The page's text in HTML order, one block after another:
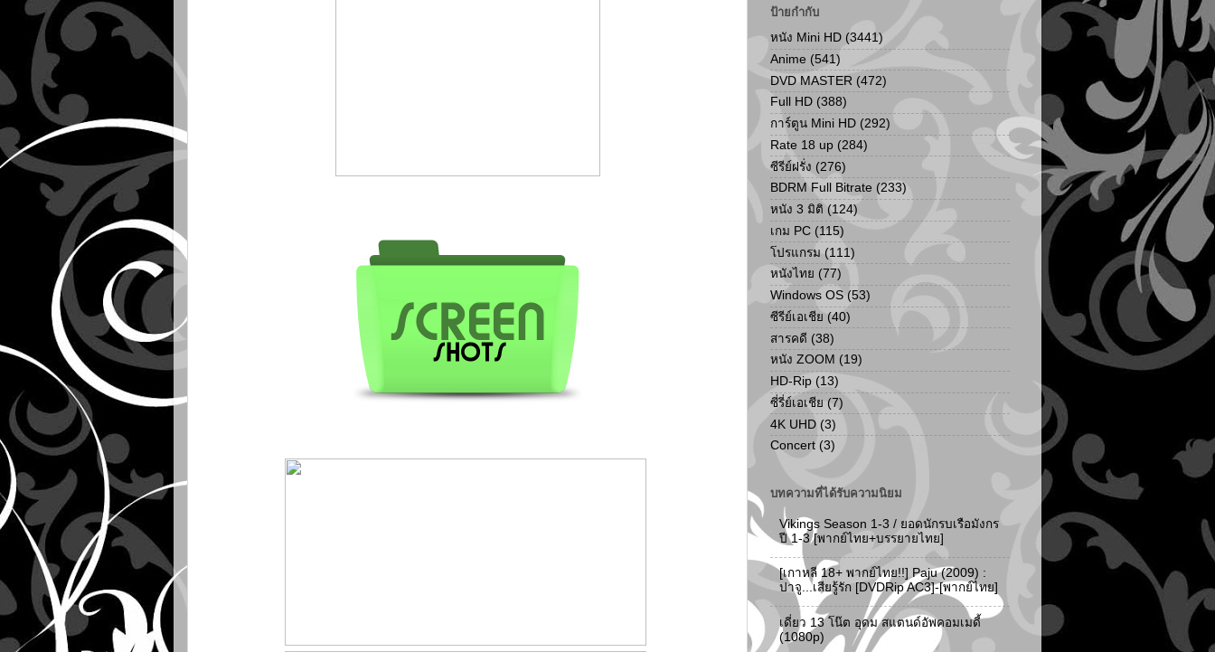
ป้ายกำกับ
หนัง Mini HD (3441)
Anime (541)
DVD MASTER (472)
Full HD (388)
การ์ตูน Mini HD (292)
Rate 18 up (284)
ซีรีย์ฝรั่ง (276)
BDRM Full Bitrate (233)
หนัง 3 มิติ (124)
เกม PC (115)
โปรแกรม (111)
หนังไทย (77)
Windows OS (53)
ซีรีย์เอเชีย (40)
สารคดี (38)
หนัง ZOOM (19)
HD-Rip (13)
ซี่รี่ย์เอเชีย (7)
4K UHD (3)
Concert (3)
บทความที่ได้รับความนิยม
Vikings Season 1-3 / ยอดนักรบเรือมังกร
ปี 1-3 [พากย์ไทย+บรรยายไทย]
[เกาหลี 18+ พากย์ไทย!!] Paju (2009) :
ปาจู...เสียรู้รัก [DVDRip AC3]-[พากย์ไทย]
เดี่ยว 13 โน๊ต อุดม สแตนด์อัพคอมเมดี้
(1080p)